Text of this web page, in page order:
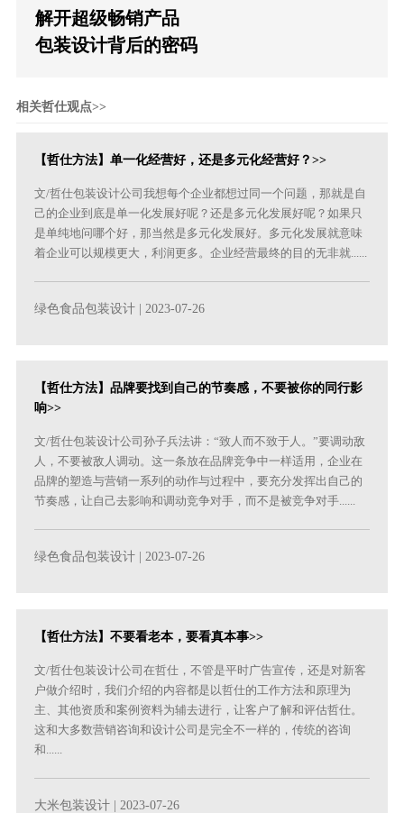
解开超级畅销产品
包装设计背后的密码
相关哲仕观点>>
【哲仕方法】单一化经营好，还是多元化经营好？>>
文/哲仕包装设计公司我想每个企业都想过同一个问题，那就是自
己的企业到底是单一化发展好呢？还是多元化发展好呢？如果只
是单纯地问哪个好，那当然是多元化发展好。多元化发展就意味
着企业可以规模更大，利润更多。企业经营最终的目的无非就......
绿色食品包装设计 | 2023-07-26
【哲仕方法】品牌要找到自己的节奏感，不要被你的同行影
响>>
文/哲仕包装设计公司孙子兵法讲：“致人而不致于人。”要调动敌
人，不要被敌人调动。这一条放在品牌竞争中一样适用，企业在
品牌的塑造与营销一系列的动作与过程中，要充分发挥出自己的
节奏感，让自己去影响和调动竞争对手，而不是被竞争对手......
绿色食品包装设计 | 2023-07-26
【哲仕方法】不要看老本，要看真本事>>
文/哲仕包装设计公司在哲仕，不管是平时广告宣传，还是对新客
户做介绍时，我们介绍的内容都是以哲仕的工作方法和原理为
主、其他资质和案例资料为辅去进行，让客户了解和评估哲仕。
这和大多数营销咨询和设计公司是完全不一样的，传统的咨询
和......
大米包装设计 | 2023-07-26